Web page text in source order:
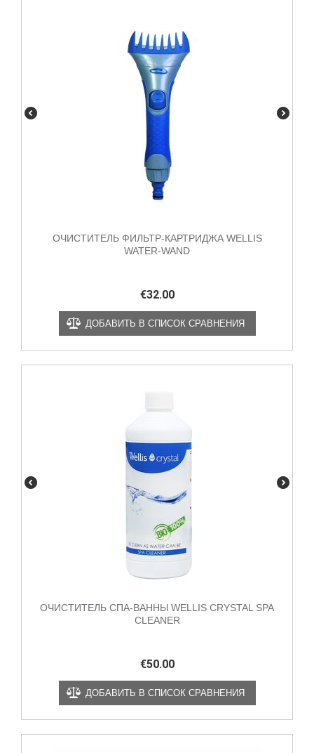
ОЧИСТИТЕЛЬ ФИЛЬТР-КАРТРИДЖА WELLIS
WATER-WAND
€32.00
ДОБАВИТЬ В СПИСОК СРАВНЕНИЯ
ОЧИСТИТЕЛЬ СПА-ВАННЫ WELLIS CRYSTAL SPA
CLEANER
€50.00
ДОБАВИТЬ В СПИСОК СРАВНЕНИЯ